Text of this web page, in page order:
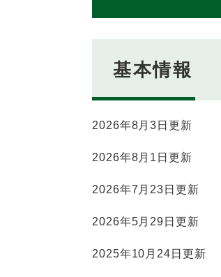
基本情報
2026年8月3日更新
2026年8月1日更新
2026年7月23日更新
2026年5月29日更新
2025年10月24日更新